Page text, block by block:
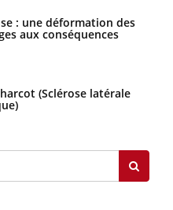
: une déformation des
aux conséquences
(Sclérose latérale